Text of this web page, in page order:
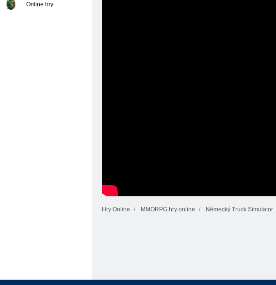
Hry Online MMORPG hry online Německý Truck Simulator
Online hry